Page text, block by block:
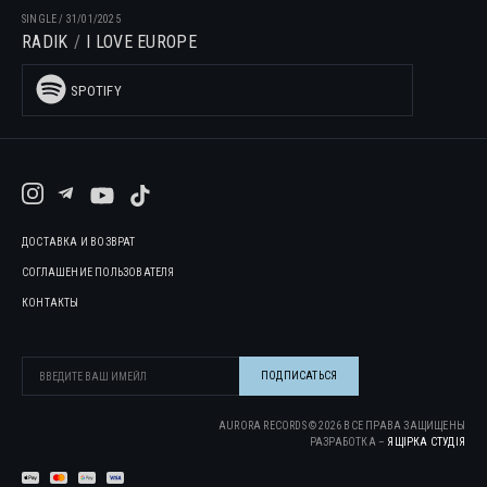
SINGLE/ 31/01/2025
RADIK I LOVE EUROPE
SPOTIFY
ДОСТАВКА И ВОЗВРАТ
СОГЛАШЕНИЕ ПОЛЬЗОВАТЕЛЯ
КОНТАКТЫ
AURORA RECORDS ©2026 ВСЕ ПРАВА ЗАЩИЩЕНЫ
РАЗРАБОТКА – ЯЩІРКА CТУДІЯ